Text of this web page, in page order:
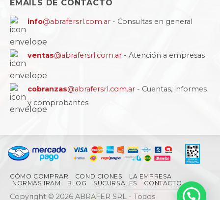
EMAILS DE CONTACTO
info@abrafersrl.com.ar - Consultas en general
ventas@abrafersrl.com.ar - Atención a empresas
cobranzas@abrafersrl.com.ar - Cuentas, informes
y comprobantes
CÓMO COMPRAR CONDICIONES
LA EMPRESA
NORMAS IRAM
BLOG SUCURSALES CONTACTO
Copyright © 2026 ABRAFER SRL - Todos